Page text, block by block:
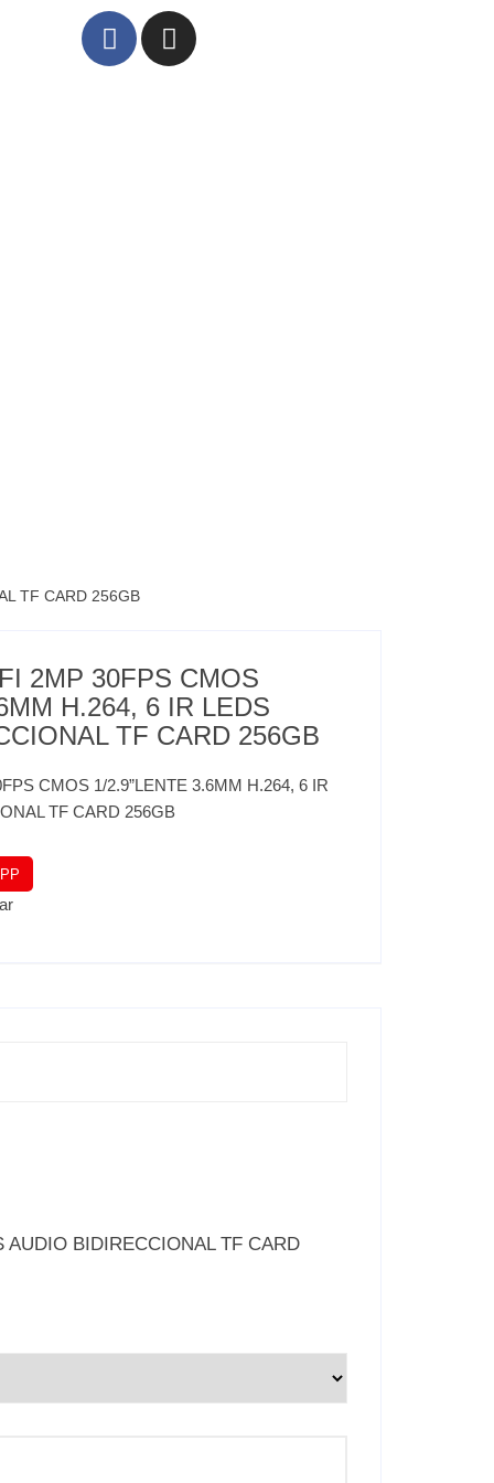
TF CARD 256GB
2MP 30FPS CMOS
H.264, 6 IR LEDS
TF CARD 256GB
CMOS 1/2.9”LENTE 3.6MM H.264, 6 IR
TF CARD 256GB
BIDIRECCIONAL TF CARD